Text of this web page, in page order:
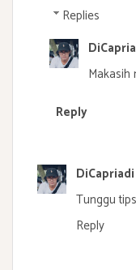
Replies
Makasih
Reply
DiCapriadi
Tunggu
Reply